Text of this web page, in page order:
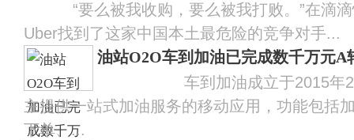
“要么被我收购，要么被我打败。”在滴滴
Uber找到了这家中国本土最危险的竞争对手...
油站O2O车到加油已完成数千万元A
车到加油成立于2015年2月
主提供一站式加油服务的移动应用，功能包括
下单、...